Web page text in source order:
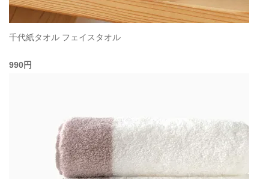
千代紙タオル フェイスタオル
990円